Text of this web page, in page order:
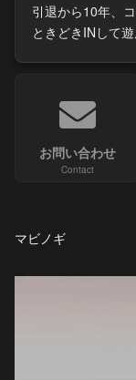
引退から10年、
ときどきINして
お問い合わせ
Contact
マビノギ